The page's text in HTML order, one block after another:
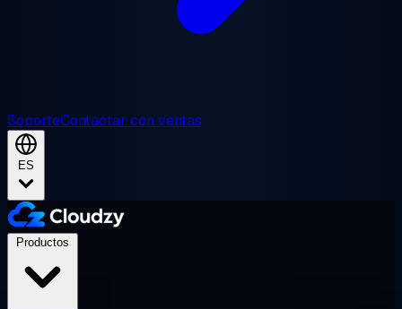
SoporteContactar con ventas
ES